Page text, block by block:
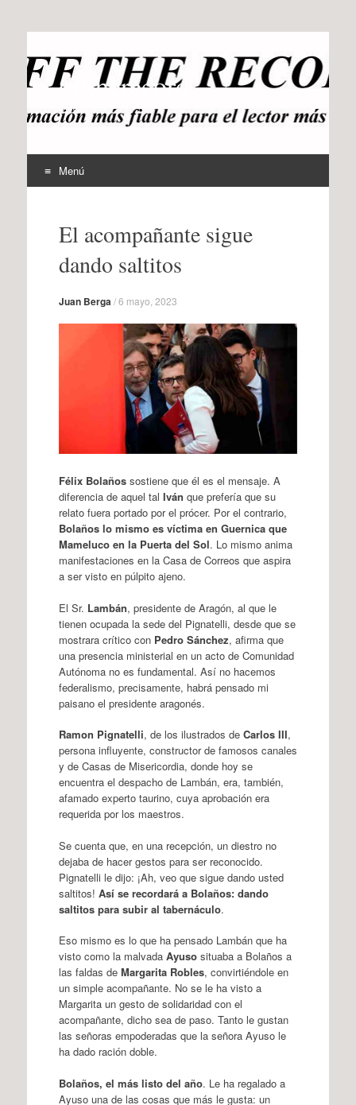
offtherecord
OTR
Menú
contenidoEl acompañante sigue
dando saltitos
Juan Berga /6 mayo, 2023
Félix Bolaños sostiene que él es el mensaje. A
diferencia de aquel tal Iván que prefería que su
relato fuera portado por el prócer. Por el contrario,
Bolaños lo mismo es víctima en Guernica que
Mameluco en la Puerta del Sol. Lo mismo anima
manifestaciones en la Casa de Correos que aspira
a ser visto en púlpito ajeno.
El Sr. Lambán, presidente de Aragón, al que le
tienen ocupada la sede del Pignatelli, desde que se
mostrara crítico con Pedro Sánchez, afirma que
una presencia ministerial en un acto de Comunidad
Autónoma no es fundamental. Así no hacemos
federalismo, precisamente, habrá pensado mi
paisano el presidente aragonés.
Ramon Pignatelli, de los ilustrados de Carlos III,
persona influyente, constructor de famosos canales
y de Casas de Misericordia, donde hoy se
encuentra el despacho de Lambán, era, también,
afamado experto taurino, cuya aprobación era
requerida por los maestros.
Se cuenta que, en una recepción, un diestro no
dejaba de hacer gestos para ser reconocido.
Pignatelli le dijo: ¡Ah, veo que sigue dando usted
saltitos! Así se recordará a Bolaños: dando
saltitos para subir al tabernáculo.
Eso mismo es lo que ha pensado Lambán que ha
visto como la malvada Ayusosituaba a Bolaños a
las faldas de Margarita Robles, convirtiéndole en
un simple acompañante. No se le ha visto a
Margarita un gesto de solidaridad con el
acompañante, dicho sea de paso. Tanto le gustan
las señoras empoderadas que la señora Ayuso le
ha dado ración doble.
Bolaños, el más listo del año. Le ha regalado a
Ayuso una de las cosas que más le gusta: un